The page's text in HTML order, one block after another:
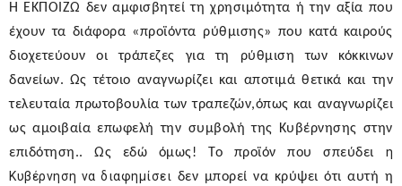
Η ΕΚΠΟΙΖΩ δεν αμφισβητεί τη χρησιμότητα ή την αξία που
έχουν τα διάφορα «προϊόντα ρύθμισης» που κατά καιρούς
διοχετεύουν οι τράπεζες για τη ρύθμιση των κόκκινων
δανείων. Ως τέτοιο αναγνωρίζει και αποτιμά θετικά και την
τελευταία πρωτοβουλία των τραπεζών,όπως και αναγνωρίζει
ως αμοιβαία επωφελή την συμβολή της Κυβέρνησης στην
επιδότηση.. Ως εδώ όμως! Το προϊόν που σπεύδει η
Κυβέρνηση να διαφημίσει δεν μπορεί να κρύψει ότι αυτή η